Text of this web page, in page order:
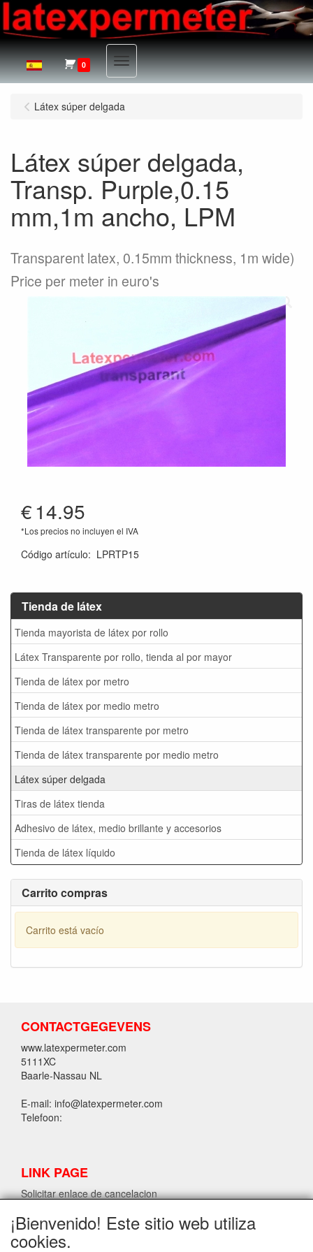
0 Menu
Tienda de látex
Tienda mayorista de látex por rollo
Látex Transparente por rollo, tienda al por mayor
Tienda de látex por metro
Tienda de látex por medio metro
Tienda de látex transparente por metro
Tienda de látex transparente por medio metro
Látex súper delgada
Tiras de látex tienda
Adhesivo de látex, medio brillante y accesorios
Tienda de látex líquido
Carrito compras
Carrito está vacío
Látex súper delgada
Látex súper delgada,
Transp. Purple,0.15
mm,1m ancho, LPM
Transparent latex, 0.15mm thickness, 1m wide)
Price per meter in euro's
€14.95
*Los precios no incluyen el IVA
Código artículo: LPRTP15
CONTACTGEGEVENS
www.latexpermeter.com
5111XC
Baarle-Nassau NL
E-mail: info@latexpermeter.com
Telefoon:
LINK PAGE
Solicitar enlace de cancelacion
INFORMACIÓN DE LÁTEX LPM
¡Bienvenido! Este sitio web utiliza
cookies.